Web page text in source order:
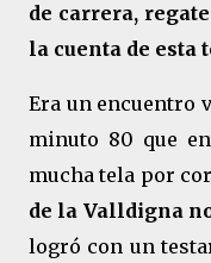
de carrera,
la cuenta de esta
Era un encuentro
minuto 80 que
mucha tela por
de la Valldigna
logró con un